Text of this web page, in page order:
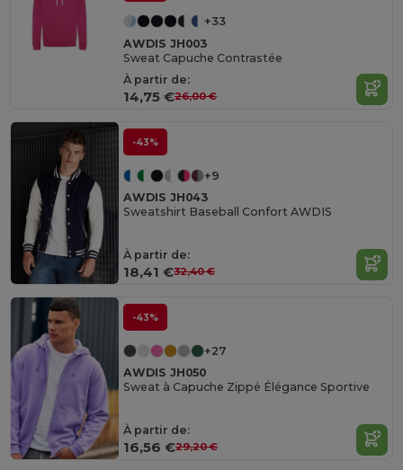
+33
AWDIS JH003
Sweat Capuche Contrastée
À partir de:
14,75 €26,00 €
-43%
+9
AWDIS JH043
Sweatshirt Baseball Confort AWDIS
À partir de:
18,41 €32,40 €
-43%
+27
AWDIS JH050
Sweat à Capuche Zippé Élégance Sportive
À partir de:
16,56 €29,20 €